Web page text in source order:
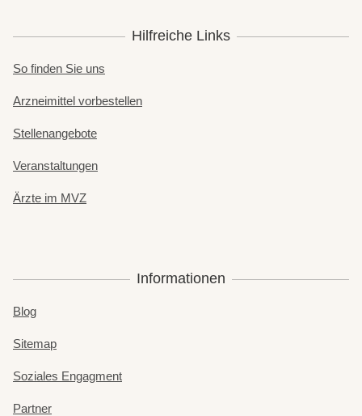
Hilfreiche Links
So finden Sie uns
Arzneimittel vorbestellen
Stellenangebote
Veranstaltungen
Ärzte im MVZ
Informationen
Blog
Sitemap
Soziales Engagment
Partner